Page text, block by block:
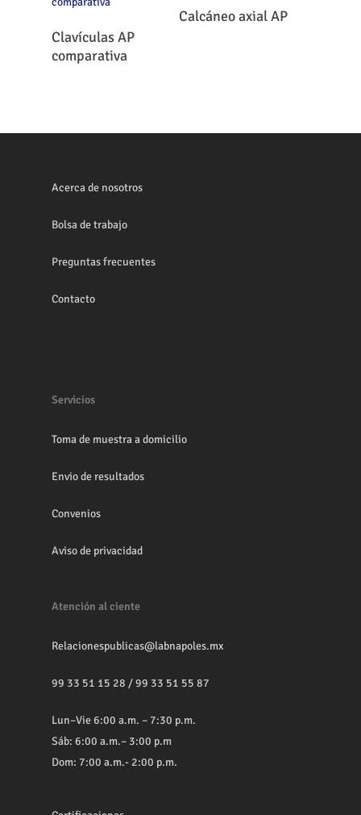
Leer Más
Clavículas AP
comparativa
Leer Más
Calcáneo axial AP
Acerca de nosotros
Bolsa de trabajo
Preguntas frecuentes
Contacto
Servicios
Toma de muestra a domicilio
Envio de resultados
Convenios
Aviso de privacidad
Atención al ciente
Relacionespublicas@labnapoles.mx
99 33 51 15 28 /99 33 51 55 87
Lun–Vie 6:00 a.m. – 7:30 p.m.
Sáb: 6:00 a.m.– 3:00 p.m
Dom: 7:00 a.m.- 2:00 p.m.